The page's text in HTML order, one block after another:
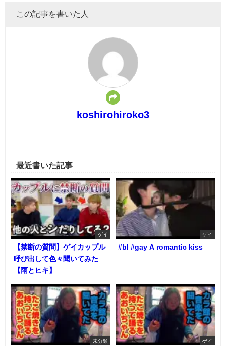
この記事を書いた人
koshirohiroko3
最近書いた記事
ゲイ
【禁断の質問】ゲイカップル
呼び出して色々聞いてみた
【雨とヒキ】
ゲイ
#bl #gay A romantic kiss
未分類 ゲイ